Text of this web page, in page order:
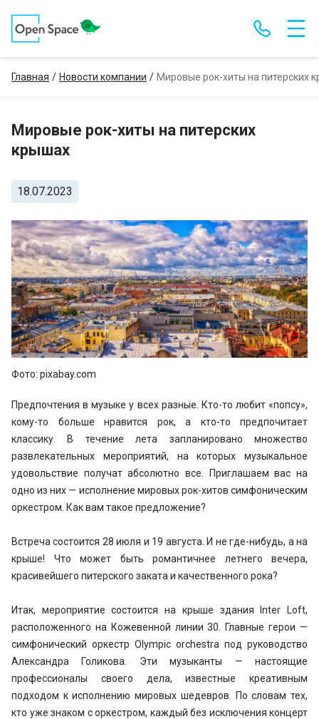
Главная Новости компании Мировые рок-хиты на питерских
Мировые рок-хиты на питерских
крышах
18.07.2023
Фото: pixabay.com
Предпочтения в музыке у всех разные. Кто-то любит «попсу»,
кому-то больше нравится рок, а кто-то предпочитает
классику. В течение лета запланировано множество
развлекательных мероприятий, на которых музыкальное
удовольствие получат абсолютно все. Приглашаем вас на
одно из них — исполнение мировых рок-хитов симфоническим
оркестром. Как вам такое предложение?
Встреча состоится 28 июля и 19 августа. И не где-нибудь, а на
крыше! Что может быть романтичнее летнего вечера,
красивейшего питерского заката и качественного рока?
Итак, мероприятие состоится на крыше здания Inter Loft,
расположенного на Кожевенной линии 30. Главные герои —
симфонический оркестр Olympic orchestra под руководство
Александра Голикова. Эти музыканты — настоящие
профессионалы своего дела, известные креативным
подходом к исполнению мировых шедевров. По словам тех,
кто уже знаком с оркестром, каждый без исключения концерт